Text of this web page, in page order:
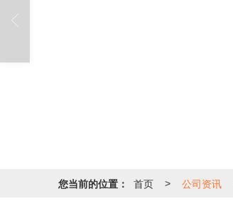
您当前的位置： 首页 > 公司资讯